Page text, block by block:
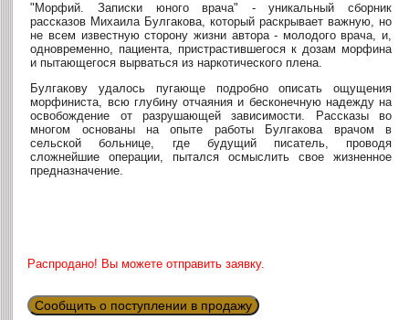
"Морфий. Записки юного врача" - уникальный сборник
рассказов Михаила Булгакова, который раскрывает важную, но
не всем известную сторону жизни автора - молодого врача, и,
одновременно, пациента, пристрастившегося к дозам морфина
и пытающегося вырваться из наркотического плена.
Булгакову удалось пугающе подробно описать ощущения
морфиниста, всю глубину отчаяния и бесконечную надежду на
освобождение от разрушающей зависимости. Рассказы во
многом основаны на опыте работы Булгакова врачом в
сельской больнице, где будущий писатель, проводя
сложнейшие операции, пытался осмыслить свое жизненное
предназначение.
Распродано! Вы можете отправить заявку.
Сообщить о поступлении в продажу